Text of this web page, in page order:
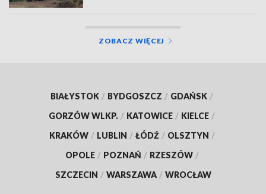
ZOBACZ WIĘCEJ
BIAŁYSTOK / BYDGOSZCZ / GDAŃSK /
GORZÓW WLKP. / KATOWICE / KIELCE /
KRAKÓW / LUBLIN / ŁÓDŹ / OLSZTYN /
OPOLE / POZNAŃ / RZESZÓW /
SZCZECIN / WARSZAWA / WROCŁAW